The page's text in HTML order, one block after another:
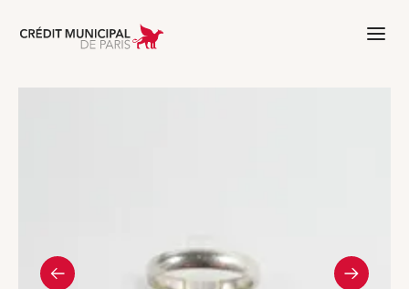
Aller à l'accueil de Crédit Municipal